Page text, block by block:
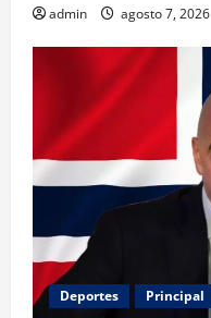
admin agosto 7, 2026
Deportes Principal